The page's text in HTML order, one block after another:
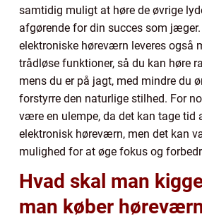
samtidig muligt at høre de øvrige
afgørende for din succes som
elektroniske høreværn leveres også
trådløse funktioner, så du kan høre
mens du er på jagt, med mindre du
forstyrre den naturlige stilhed. For
være en ulempe, da det kan tage tid
elektronisk høreværn, men det kan
mulighed for at øge fokus og
Hvad skal man
man køber